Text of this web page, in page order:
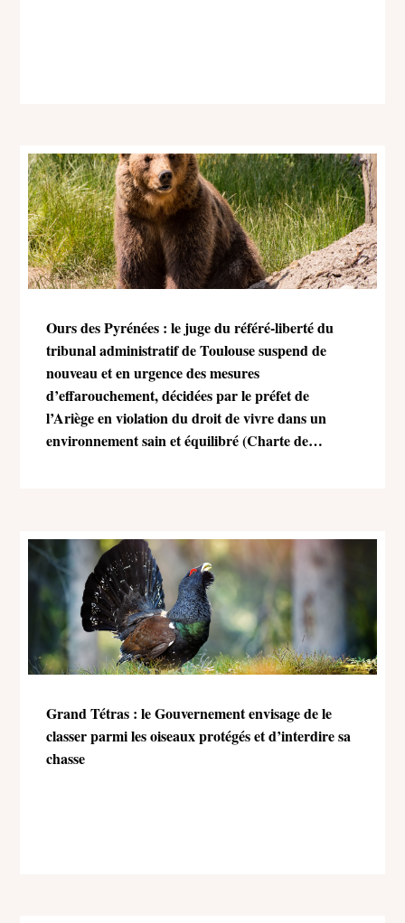
Ours des Pyrénées : le juge du référé-liberté du
tribunal administratif de Toulouse suspend de
nouveau et en urgence des mesures
d’effarouchement, décidées par le préfet de
l’Ariège en violation du droit de vivre dans un
environnement sain et équilibré (Charte de
Grand Tétras : le Gouvernement envisage de le
classer parmi les oiseaux protégés et d’interdire sa
chasse